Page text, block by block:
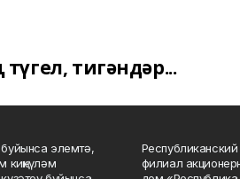
тигәндәр...
элемтә,
киңкүләм
филиал